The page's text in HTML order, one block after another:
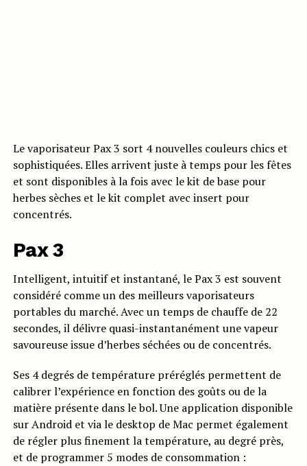
Le vaporisateur Pax 3 sort 4 nouvelles couleurs chics et
sophistiquées. Elles arrivent juste à temps pour les fêtes
et sont disponibles à la fois avec le kit de base pour
herbes sèches et le kit complet avec insert pour
concentrés.
Pax 3
Intelligent, intuitif et instantané, le Pax 3 est souvent
considéré comme un des meilleurs vaporisateurs
portables du marché. Avec un temps de chauffe de 22
secondes, il délivre quasi-instantanément une vapeur
savoureuse issue d’herbes séchées ou de concentrés.
Ses 4 degrés de température préréglés permettent de
calibrer l’expérience en fonction des goûts ou de la
matière présente dans le bol. Une application disponible
sur Android et via le desktop de Mac permet également
de régler plus finement la température, au degré près,
et de programmer 5 modes de consommation :